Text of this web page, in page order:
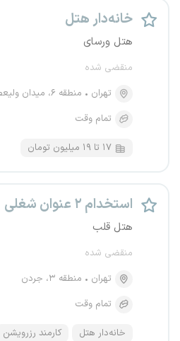
خانه‌دار هتل
هتل ورسای
منقضی شده
تهران
منطقه ۶، میدان ولیعصر
تمام وقت
۱۷ تا ۱۹ میلیون تومان
استخدام ۲ عنوان شغلی
هتل قلب
منقضی شده
تهران
منطقه ۳، جردن
تمام وقت
خانه‌دار هتل کارمند رزرویشن